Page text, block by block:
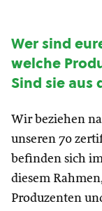
Wer sind
welche
Sind sie aus
Wir beziehen
unseren 70
befinden sich im
diesem
Produzenten